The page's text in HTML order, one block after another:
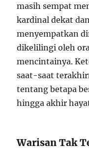
masih sempat
kardinal dekat
menyempatkan
dikelilingi oleh
mencintainya.
saat-saat
tentang betapa
hingga akhir
Warisan Tak